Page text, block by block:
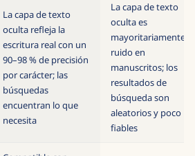
La capa de texto
oculta refleja la
escritura real con un
90–98 % de precisión
por carácter; las
búsquedas
encuentran lo que
necesita
La capa de texto
oculta es
mayoritariamente
ruido en
manuscritos; los
resultados de
búsqueda son
aleatorios y poco
fiables